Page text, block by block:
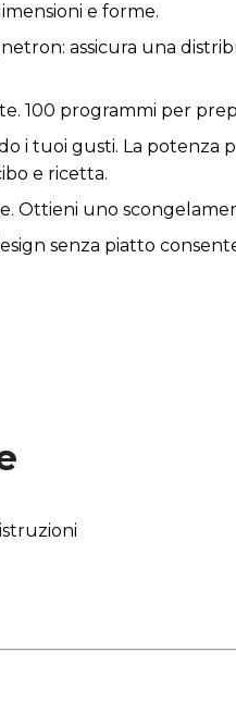
e forme.
assicura una
100 programmi per
i tuoi gusti. La
e ricetta.
Ottieni uno
senza piatto
digitale che rende il
il processo in modo